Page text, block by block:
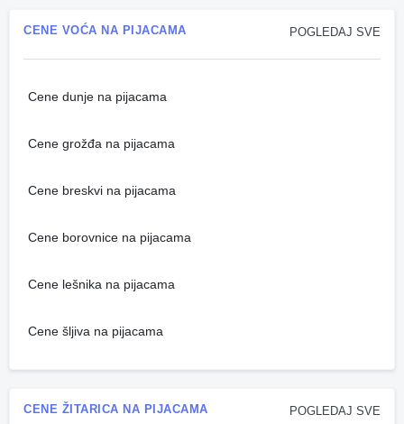
POGLEDAJ SVE
CENE VOĆA NA PIJACAMA
Cene dunje na pijacama
Cene grožđa na pijacama
Cene breskvi na pijacama
Cene borovnice na pijacama
Cene lešnika na pijacama
Cene šljiva na pijacama
POGLEDAJ SVE
CENE ŽITARICA NA PIJACAMA